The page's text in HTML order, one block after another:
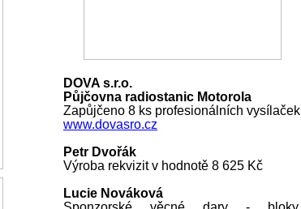
DOVA s.r.o.
Půjčovna radiostanic Motorola
Zapůjčeno 8 ks profesionálních vysílaček
www.dovasro.cz
Petr Dvořák
Výroba rekvizit v hodnotě 8 625 Kč
Lucie Nováková